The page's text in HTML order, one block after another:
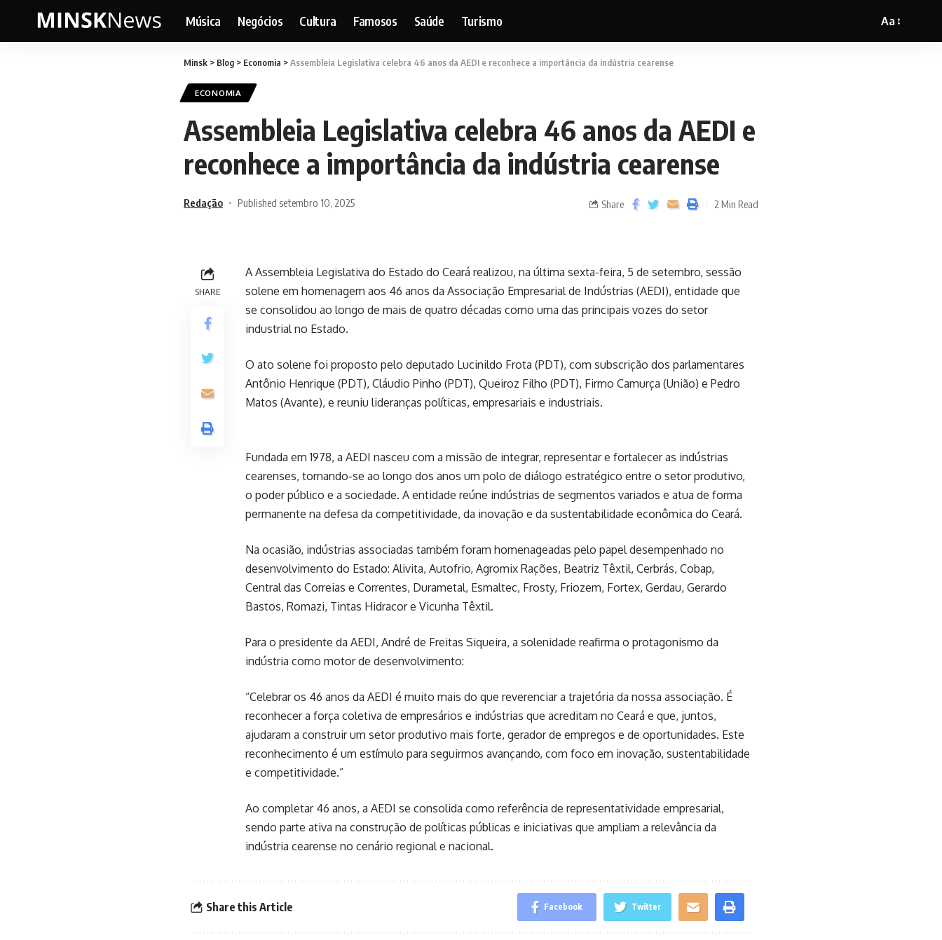
Música Negócios Cultura Famosos Saúde Turismo Aa
Minsk > Blog > Economia >Assembleia Legislativa celebra 46 anos da AEDI e reconhece a importância da indústria cearense
ECONOMIA
Assembleia Legislativa celebra 46 anos da AEDI e
reconhece a importância da indústria cearense
Redação Published setembro 10, 2025 Share 2 Min Read
SHARE
A Assembleia Legislativa do Estado do Ceará realizou, na última sexta-feira, 5 de setembro, sessão
solene em homenagem aos 46 anos da Associação Empresarial de Indústrias (AEDI), entidade que
se consolidou ao longo de mais de quatro décadas como uma das principais vozes do setor
industrial no Estado.
O ato solene foi proposto pelo deputado Lucinildo Frota (PDT), com subscrição dos parlamentares
Antônio Henrique (PDT), Cláudio Pinho (PDT), Queiroz Filho (PDT), Firmo Camurça (União) e Pedro
Matos (Avante), e reuniu lideranças políticas, empresariais e industriais.
Fundada em 1978, a AEDI nasceu com a missão de integrar, representar e fortalecer as indústrias
cearenses, tornando-se ao longo dos anos um polo de diálogo estratégico entre o setor produtivo,
o poder público e a sociedade. A entidade reúne indústrias de segmentos variados e atua de forma
permanente na defesa da competitividade, da inovação e da sustentabilidade econômica do Ceará.
Na ocasião, indústrias associadas também foram homenageadas pelo papel desempenhado no
desenvolvimento do Estado: Alivita, Autofrio, Agromix Rações, Beatriz Têxtil, Cerbrás, Cobap,
Central das Correias e Correntes, Durametal, Esmaltec, Frosty, Friozem, Fortex, Gerdau, Gerardo
Bastos, Romazi, Tintas Hidracor e Vicunha Têxtil.
Para o presidente da AEDI, André de Freitas Siqueira, a solenidade reafirma o protagonismo da
indústria como motor de desenvolvimento:
“Celebrar os 46 anos da AEDI é muito mais do que reverenciar a trajetória da nossa associação. É
reconhecer a força coletiva de empresários e indústrias que acreditam no Ceará e que, juntos,
ajudaram a construir um setor produtivo mais forte, gerador de empregos e de oportunidades. Este
reconhecimento é um estímulo para seguirmos avançando, com foco em inovação, sustentabilidade
e competitividade.”
Ao completar 46 anos, a AEDI se consolida como referência de representatividade empresarial,
sendo parte ativa na construção de políticas públicas e iniciativas que ampliam a relevância da
indústria cearense no cenário regional e nacional.
Share this Article Facebook Twitter